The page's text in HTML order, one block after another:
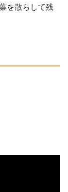
を散らして残